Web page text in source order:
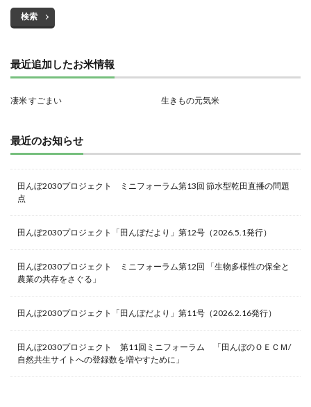
検索
最近追加したお米情報
凄米 すごまい 生きもの元気米
最近のお知らせ
田んぼ2030プロジェクト ミニフォーラム第13回 節水型乾田直播の問題
点
田んぼ2030プロジェクト「田んぼだより」第12号（2026.5.1発行）
田んぼ2030プロジェクト ミニフォーラム第12回 「生物多様性の保全と
農業の共存をさぐる」
田んぼ2030プロジェクト「田んぼだより」第11号（2026.2.16発行）
田んぼ2030プロジェクト 第11回ミニフォーラム 「田んぼのＯＥＣＭ/
自然共生サイトへの登録数を増やすために」